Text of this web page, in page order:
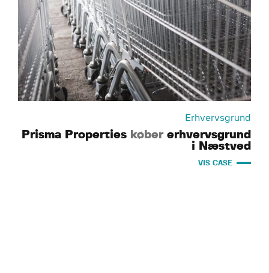
Erhvervsgrund
Prisma Properties købererhvervsgrund
i Næstved
VIS CASE